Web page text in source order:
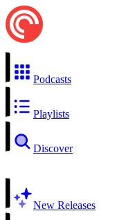
Podcasts
Playlists
Discover
New Releases